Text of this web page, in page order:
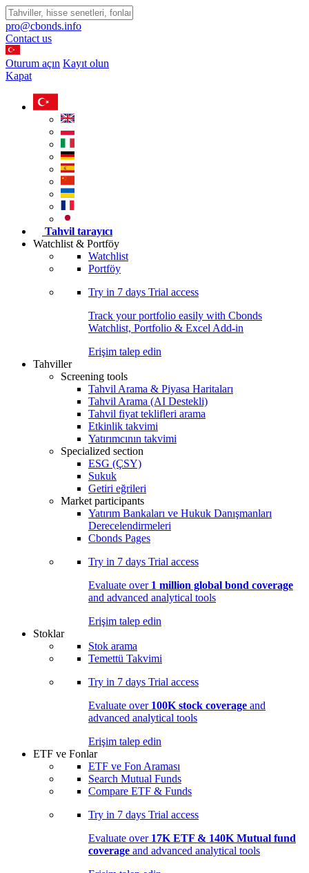
pro@cbonds.info
Contact us
Oturum açın Kayıt olun
Kapat
Tahvil tarayıcı
Watchlist & Portföy
Watchlist
Portföy
Try in 7 days Trial access
Track your portfolio easily with Cbonds
Watchlist, Portfolio & Excel Add-in
Erişim talep edin
Tahviller
Screening tools
Tahvil Arama & Piyasa Haritaları
Tahvil Arama (AI Destekli)
Tahvil fiyat teklifleri arama
Etkinlik takvimi
Yatırımcının takvimi
Specialized section
ESG (ÇSY)
Sukuk
Getiri eğrileri
Market participants
Yatırım Bankaları ve Hukuk Danışmanları
Derecelendirmeleri
Cbonds Pages
Try in 7 days Trial access
Evaluate over 1 million global bond coverage
and advanced analytical tools
Erişim talep edin
Stoklar
Stok arama
Temettü Takvimi
Try in 7 days Trial access
Evaluate over 100K stock coverage and
advanced analytical tools
Erişim talep edin
ETF ve Fonlar
ETF ve Fon Araması
Search Mutual Funds
Compare ETF & Funds
Try in 7 days Trial access
Evaluate over 17K ETF & 140K Mutual fund
coverage and advanced analytical tools